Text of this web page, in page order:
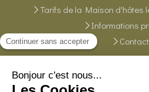
Tarifs de la Maison d'hôtes
Informations
Contact
Maison d'hôtes le Pré des